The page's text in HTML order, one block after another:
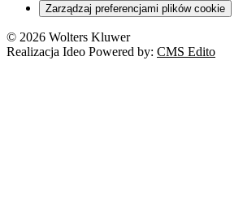
Zarządzaj preferencjami plików cookie
© 2026 Wolters Kluwer
Realizacja Ideo Powered by: CMS Edito